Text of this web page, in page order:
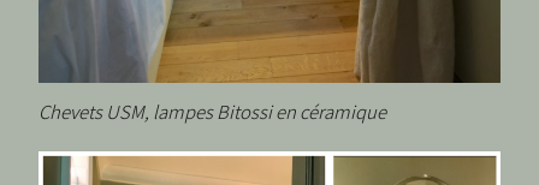
Chevets USM, lampes Bitossi en céramique